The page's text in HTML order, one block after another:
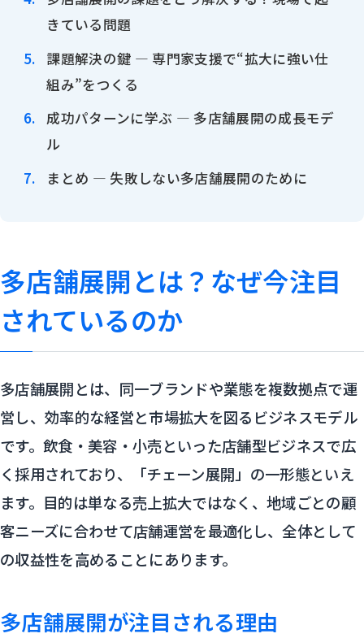
きている問題
課題解決の鍵 ― 専門家支援で“拡大に強い仕
組み”をつくる
成功パターンに学ぶ ― 多店舗展開の成長モデ
ル
まとめ ― 失敗しない多店舗展開のために
多店舗展開とは？なぜ今注目
されているのか
多店舗展開とは、同一ブランドや業態を複数拠点で運
営し、効率的な経営と市場拡大を図るビジネスモデル
です。飲食・美容・小売といった店舗型ビジネスで広
く採用されており、「チェーン展開」の一形態といえ
ます。目的は単なる売上拡大ではなく、地域ごとの顧
客ニーズに合わせて店舗運営を最適化し、全体として
の収益性を高めることにあります。
多店舗展開が注目される理由